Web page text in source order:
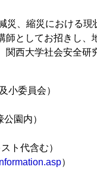
災、縮災における現
としてお招きし、
関西大学社会安全
小委員会）
園内）
ト代含む）
）